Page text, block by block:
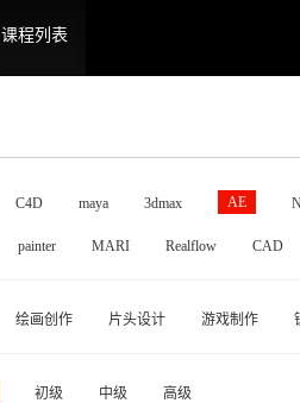
课程列表
C4D maya 3dmax AE
painter MARI Realflow CAD
绘画创作 片头设计 游戏制作
初级 中级 高级